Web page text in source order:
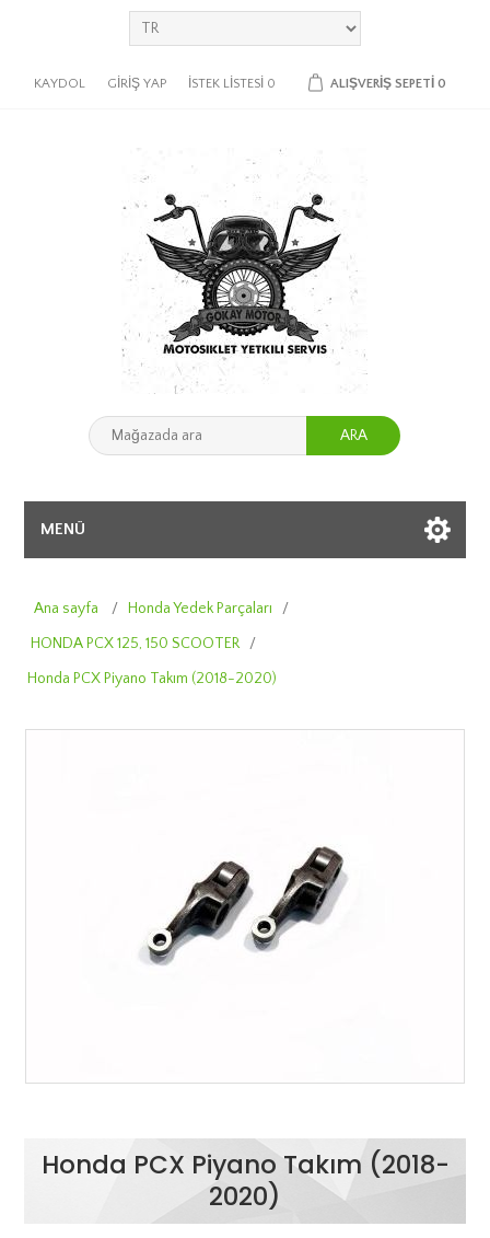
KAYDOL GIRIŞ YAP İSTEK LISTESI 0 ALIŞVERIŞ SEPETI 0
ARA
MENÜ
Ana sayfa / Honda Yedek Parçaları
/
HONDA PCX 125, 150 SCOOTER /
Honda PCX Piyano Takım (2018-2020)
Honda PCX Piyano Takım (2018-
2020)